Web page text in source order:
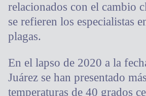
relacionados con el cambio
se refieren los especialistas
plagas.
En el lapso de 2020 a la
Juárez se han presentado
temperaturas de 40 grados